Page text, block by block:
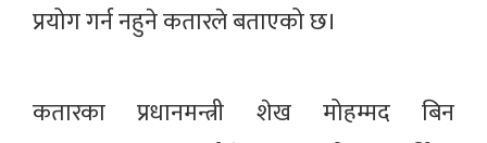
प्रयोग गर्न नहुने कतारले बताएको छ।
कतारका प्रधानमन्त्री शेख मोहम्मद बिन